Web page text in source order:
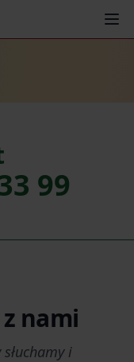
99
nami
i